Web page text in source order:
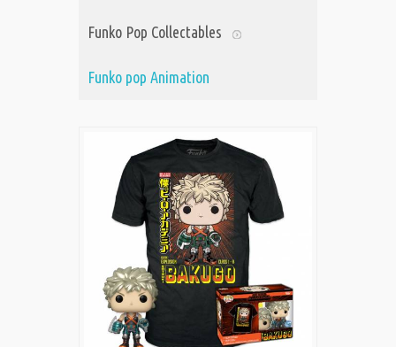
Funko Pop Collectables
Funko pop Animation